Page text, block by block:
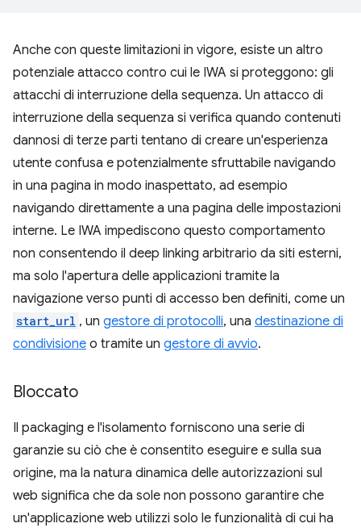
Anche con queste limitazioni in vigore, esiste un altro
potenziale attacco contro cui le IWA si proteggono: gli
attacchi di interruzione della sequenza. Un attacco di
interruzione della sequenza si verifica quando contenuti
dannosi di terze parti tentano di creare un'esperienza
utente confusa e potenzialmente sfruttabile navigando
in una pagina in modo inaspettato, ad esempio
navigando direttamente a una pagina delle impostazioni
interne. Le IWA impediscono questo comportamento
non consentendo il deep linking arbitrario da siti esterni,
ma solo l'apertura delle applicazioni tramite la
navigazione verso punti di accesso ben definiti, come un
start_url , un gestore di protocolli, una destinazione di
condivisione o tramite un gestore di avvio.
Bloccato
Il packaging e l'isolamento forniscono una serie di
garanzie su ciò che è consentito eseguire e sulla sua
origine, ma la natura dinamica delle autorizzazioni sul
web significa che da sole non possono garantire che
un'applicazione web utilizzi solo le funzionalità di cui ha